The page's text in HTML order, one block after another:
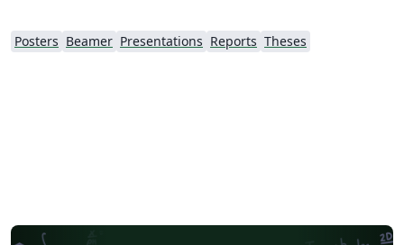
Posters Beamer Presentations Reports Theses